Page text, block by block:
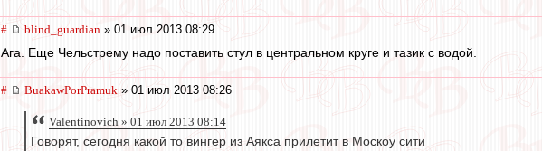
# blind_guardian » 01 июл 2013 08:29
Ага. Еще Чельстрему надо поставить стул в центральном круге и тазик с водой.
# BuakawPorPramuk » 01 июл 2013 08:26
Valentinovich » 01 июл 2013 08:14
Говорят, сегодня какой то вингер из Аякса прилетит в Москоу сити